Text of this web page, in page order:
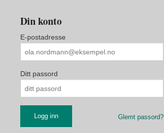
Din konto
E-postadresse
Ditt passord
Glemt passord?